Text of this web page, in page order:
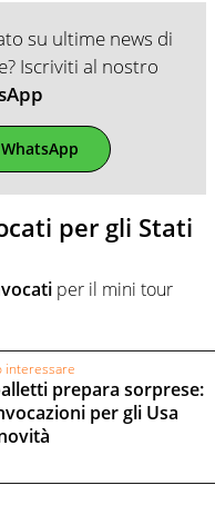
su ultime news di
Iscriviti al nostro
per gli Stati
per il mini tour
interessare
prepara sorprese:
per gli Usa